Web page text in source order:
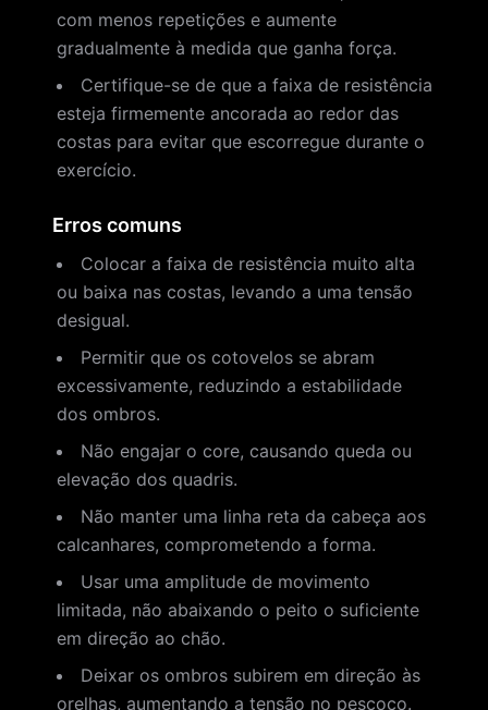
com menos repetições e aumente
gradualmente à medida que ganha força.
Certifique-se de que a faixa de resistência
esteja firmemente ancorada ao redor das
costas para evitar que escorregue durante o
exercício.
Erros comuns
Colocar a faixa de resistência muito alta
ou baixa nas costas, levando a uma tensão
desigual.
Permitir que os cotovelos se abram
excessivamente, reduzindo a estabilidade
dos ombros.
Não engajar o core, causando queda ou
elevação dos quadris.
Não manter uma linha reta da cabeça aos
calcanhares, comprometendo a forma.
Usar uma amplitude de movimento
limitada, não abaixando o peito o suficiente
em direção ao chão.
Deixar os ombros subirem em direção às
orelhas, aumentando a tensão no pescoço.